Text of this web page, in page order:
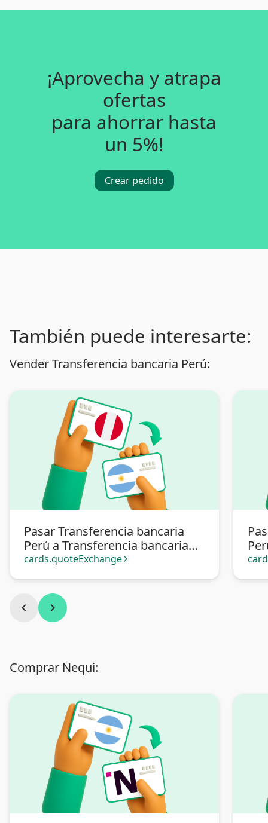
¡Aprovecha y atrapa
ofertas
para ahorrar hasta
un 5%!
Crear pedido
También puede interesarte:
Vender Transferencia bancaria Perú:
Pasar Transferencia bancaria
Perú a Transferencia bancaria
Argentina
cards.quoteExchange arrow_forward_ios
chevron_left chevron_right
Comprar Nequi: